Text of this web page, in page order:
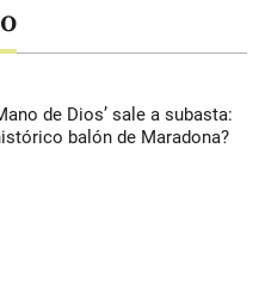
de Dios’ sale a subasta:
balón de Maradona?